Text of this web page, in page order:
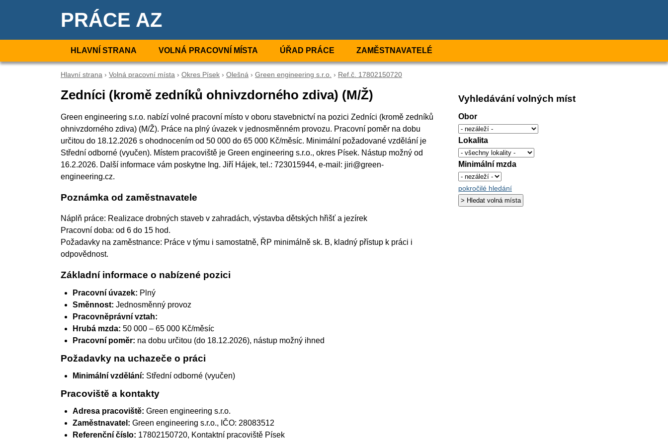
PRÁCE AZ
HLAVNÍ STRANA VOLNÁ PRACOVNÍ MÍSTA ÚŘAD PRÁCE ZAMĚSTNAVATELÉ
Hlavní strana › Volná pracovní místa › Okres Písek › Olešná › Green engineering s.r.o. › Ref.č. 17802150720
Zedníci (kromě zedníků ohnivzdorného zdiva) (M/Ž)
Green engineering s.r.o. nabízí volné pracovní místo v oboru stavebnictví na pozici Zedníci (kromě zedníků
ohnivzdorného zdiva) (M/Ž). Práce na plný úvazek v jednosměnném provozu. Pracovní poměr na dobu
určitou do 18.12.2026 s ohodnocením od 50 000 do 65 000 Kč/měsíc. Minimální požadované vzdělání je
Střední odborné (vyučen). Místem pracoviště je Green engineering s.r.o., okres Písek. Nástup možný od
16.2.2026. Další informace vám poskytne Ing. Jiří Hájek, tel.: 723015944, e-mail: jiri@green-
engineering.cz.
Poznámka od zaměstnavatele
Náplň práce: Realizace drobných staveb v zahradách, výstavba dětských hřišť a jezírek
Pracovní doba: od 6 do 15 hod.
Požadavky na zaměstnance: Práce v týmu i samostatně, ŘP minimálně sk. B, kladný přístup k práci i
odpovědnost.
Základní informace o nabízené pozici
Pracovní úvazek: Plný
Směnnost: Jednosměnný provoz
Pracovněprávní vztah:
Hrubá mzda: 50 000 – 65 000 Kč/měsíc
Pracovní poměr: na dobu určitou (do 18.12.2026), nástup možný ihned
Požadavky na uchazeče o práci
Minimální vzdělání: Střední odborné (vyučen)
Pracoviště a kontakty
Adresa pracoviště: Green engineering s.r.o.
Zaměstnavatel: Green engineering s.r.o., IČO: 28083512
Referenční číslo: 17802150720, Kontaktní pracoviště Písek
Vyhledávání volných míst
Obor
Lokalita
Minimální mzda
pokročilé hledání